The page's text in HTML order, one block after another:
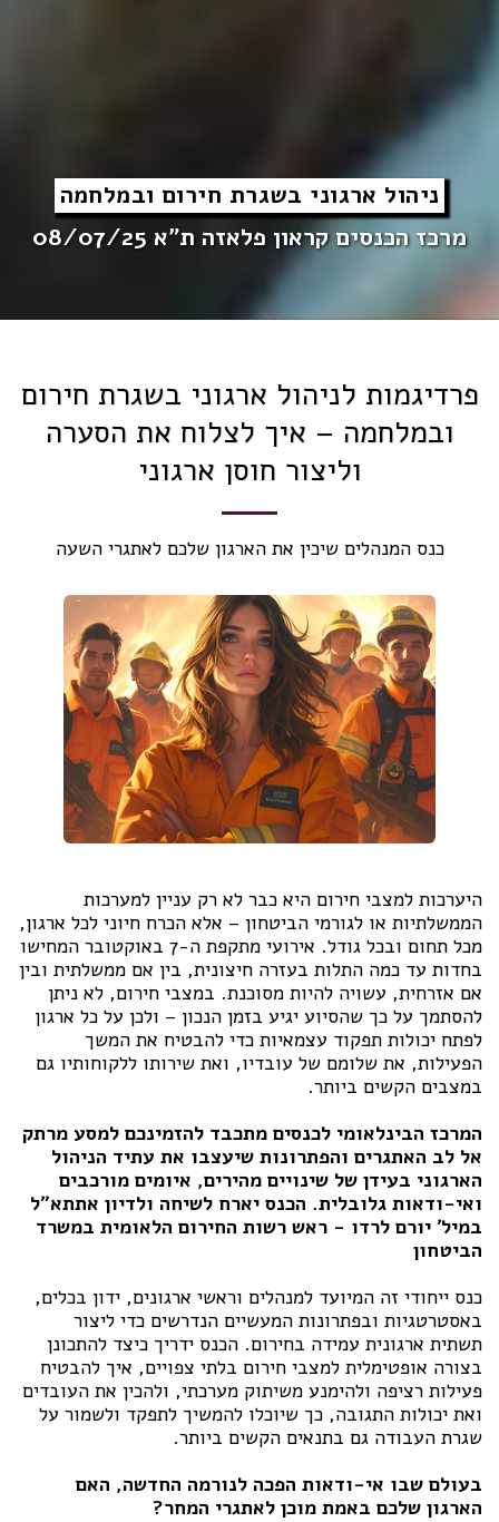
ניהול ארגוני בשגרת חירום ובמלחמה
מרכז הכנסים קראון פלאזה ת"א 08/07/25
פרדיגמות לניהול ארגוני בשגרת חירום
ובמלחמה – איך לצלוח את הסערה
וליצור חוסן ארגוני
כנס המנהלים שיכין את הארגון שלכם לאתגרי השעה
היערכות למצבי חירום היא כבר לא רק עניין למערכות
הממשלתיות או לגורמי הביטחון – אלא הכרח חיוני לכל ארגון,
מכל תחום ובכל גודל. אירועי מתקפת ה-7 באוקטובר המחישו
בחדות עד כמה התלות בעזרה חיצונית, בין אם ממשלתית ובין
אם אזרחית, עשויה להיות מסוכנת. במצבי חירום, לא ניתן
להסתמך על כך שהסיוע יגיע בזמן הנכון – ולכן על כל ארגון
לפתח יכולות תפקוד עצמאיות כדי להבטיח את המשך
הפעילות, את שלומם של עובדיו, ואת שירותו ללקוחותיו גם
במצבים הקשים ביותר.
המרכז הבינלאומי לכנסים מתכבד להזמינכם למסע מרתק
אל לב האתגרים והפתרונות שיעצבו את עתיד הניהול
הארגוני בעידן של שינויים מהירים, איומים מורכבים
ואי-ודאות גלובלית. הכנס יארח לשיחה ולדיון אתתא״ל
במיל׳ יורם לרדו - ראש רשות החירום הלאומית במשרד
הביטחון
כנס ייחודי זה המיועד למנהלים וראשי ארגונים, ידון בכלים,
באסטרטגיות ובפתרונות המעשיים הנדרשים כדי ליצור
תשתית ארגונית עמידה בחירום. הכנס ידריך כיצד להתכונן
בצורה אופטימלית למצבי חירום בלתי צפויים, איך להבטיח
פעילות רציפה ולהימנע משיתוק מערכתי, ולהכין את העובדים
ואת יכולות התגובה, כך שיוכלו להמשיך לתפקד ולשמור על
שגרת העבודה גם בתנאים הקשים ביותר.
בעולם שבו אי-ודאות הפכה לנורמה החדשה, האם
הארגון שלכם באמת מוכן לאתגרי המחר?